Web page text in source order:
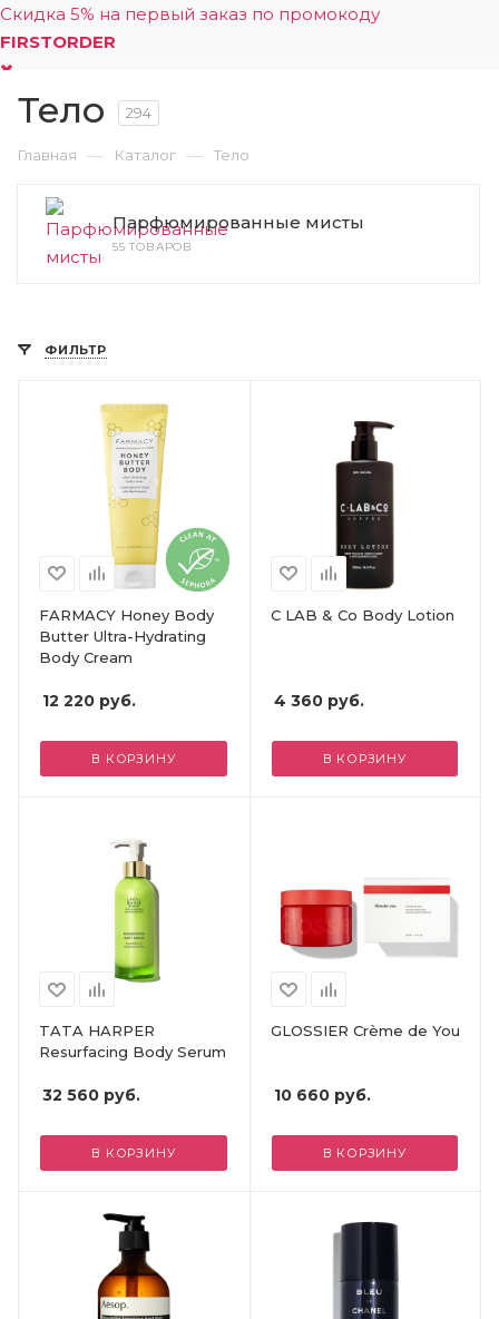
Скидка 5% на первый заказ по промокоду
FIRSTORDER
Тело 294
Главная — Каталог — Тело
Парфюмированные мисты
55 ТОВАРОВ
ФИЛЬТР
FARMACY Honey Body
Butter Ultra-Hydrating
Body Cream
12 220 руб.
В КОРЗИНУ
C LAB & Co Body Lotion
4 360руб.
В КОРЗИНУ
TATA HARPER
Resurfacing Body Serum
32 560 руб.
В КОРЗИНУ
GLOSSIER Crème de You
10 660руб.
В КОРЗИНУ